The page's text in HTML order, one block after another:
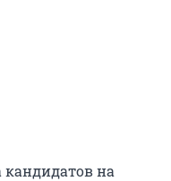
кандидатов на